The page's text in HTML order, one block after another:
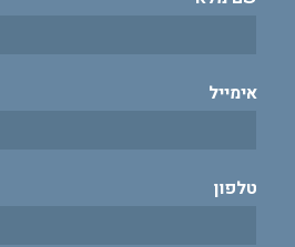
אימייל
טלפון